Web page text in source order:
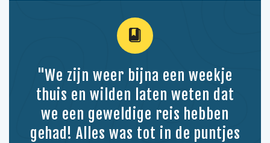
"We zijn weer bijna een weekje
thuis en wilden laten weten dat
we een geweldige reis hebben
gehad! Alles was tot in de puntjes